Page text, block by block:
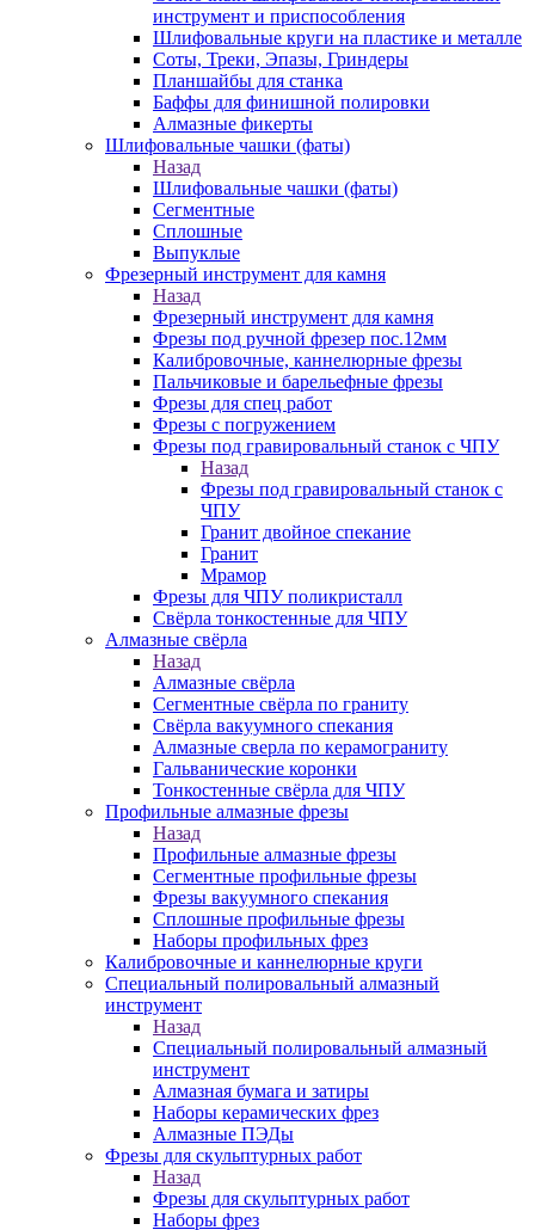
инструмент и приспособления
Шлифовальные круги на пластике и металле
Соты, Треки, Эпазы, Гриндеры
Планшайбы для станка
Баффы для финишной полировки
Алмазные фикерты
Шлифовальные чашки (фаты)
Назад
Шлифовальные чашки (фаты)
Сегментные
Сплошные
Выпуклые
Фрезерный инструмент для камня
Назад
Фрезерный инструмент для камня
Фрезы под ручной фрезер пос.12мм
Калибровочные, каннелюрные фрезы
Пальчиковые и барельефные фрезы
Фрезы для спец работ
Фрезы с погружением
Фрезы под гравировальный станок с ЧПУ
Назад
Фрезы под гравировальный станок с
ЧПУ
Гранит двойное спекание
Гранит
Мрамор
Фрезы для ЧПУ поликристалл
Свёрла тонкостенные для ЧПУ
Алмазные свёрла
Назад
Алмазные свёрла
Сегментные свёрла по граниту
Свёрла вакуумного спекания
Алмазные сверла по керамограниту
Гальванические коронки
Тонкостенные свёрла для ЧПУ
Профильные алмазные фрезы
Назад
Профильные алмазные фрезы
Сегментные профильные фрезы
Фрезы вакуумного спекания
Сплошные профильные фрезы
Наборы профильных фрез
Калибровочные и каннелюрные круги
Специальный полировальный алмазный
инструмент
Назад
Специальный полировальный алмазный
инструмент
Алмазная бумага и затиры
Наборы керамических фрез
Алмазные ПЭДы
Фрезы для скульптурных работ
Назад
Фрезы для скульптурных работ
Наборы фрез